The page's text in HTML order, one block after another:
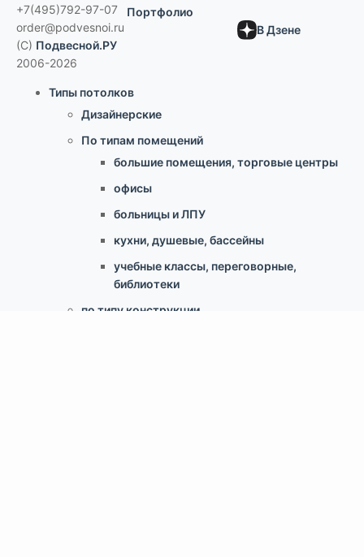
+7(495)792-97-07
order@podvesnoi.ru
(C) Подвесной.РУ
2006-2026
Портфолио
В Дзене
Типы потолков
Дизайнерские
По типам помещений
большие помещения, торговые центры
офисы
больницы и ЛПУ
кухни, душевые, бассейны
учебные классы, переговорные,
библиотеки
по типу конструкции